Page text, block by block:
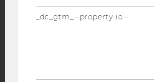
DATENSCHUTZERKLÄRUNG
STUDIENBEWERBER*INNEN UND
COOKIE
_dc_gtm_--property-id--